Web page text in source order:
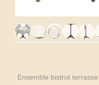
Ensemble bistrot